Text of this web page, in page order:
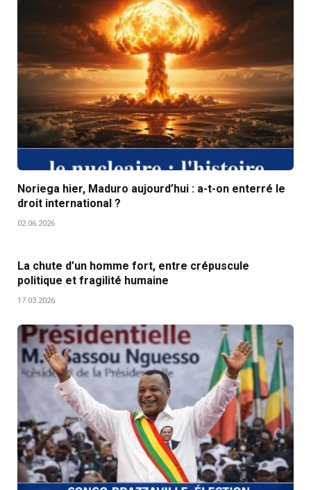
Noriega hier, Maduro aujourd’hui : a-t-on enterré le
droit international ?
02.06.2026
La chute d’un homme fort, entre crépuscule
politique et fragilité humaine
17.03.2026